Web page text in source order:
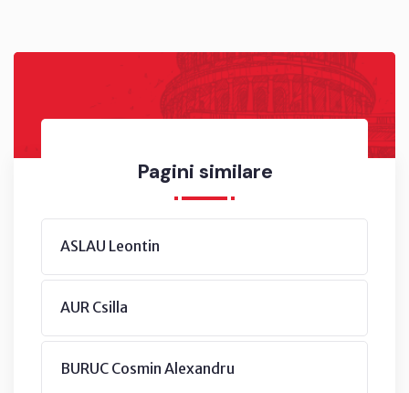
Pagini similare
ASLAU Leontin
AUR Csilla
BURUC Cosmin Alexandru